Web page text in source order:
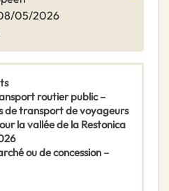
05/2026
routier public –
de transport de voyageurs
la vallée de la Restonica
ou de concession –